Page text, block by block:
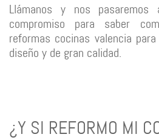
Llámanos y nos
compromiso para saber
reformas cocinas valencia
diseño y de gran calidad.
¿Y SI REFORMO MI